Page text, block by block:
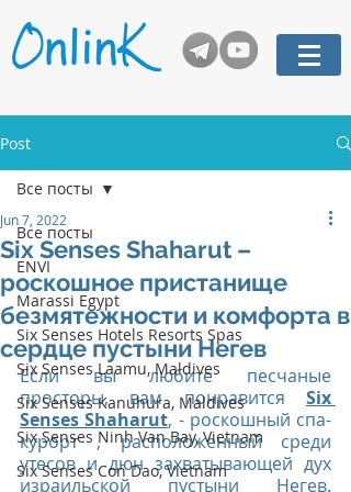
Post
Все посты
ENVI
Marassi Egypt
Six Senses Hotels Resorts Spas
Six Senses Laamu, Maldives
Six Senses Kanuhura, Maldives
Six Senses Ninh Van Bay, Vietnam
Six Senses Con Dao, Vietnam
Все посты
Six Senses Shaharut –
роскошное пристанище
безмятежности и комфорта в
сердце пустыни Негев
Jun 7, 2022
Если вы любите песчаные
просторы, вам понравится Six
Senses Shaharut, - роскошный спа-
курорт , расположенный среди
утесов и дюн захватывающей дух
израильской пустыни Негев.